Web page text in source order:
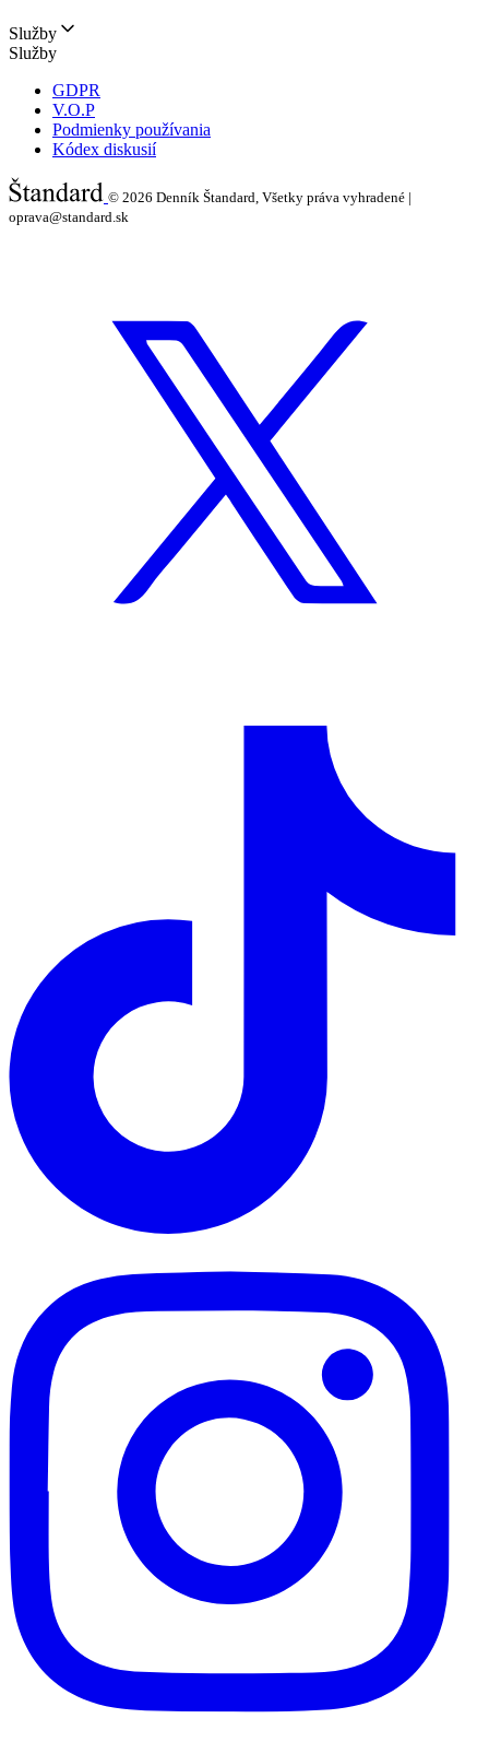
Služby
Služby
GDPR
V.O.P
Podmienky používania
Kódex diskusií
© 2026 Denník Štandard, Všetky práva vyhradené |
oprava@standard.sk